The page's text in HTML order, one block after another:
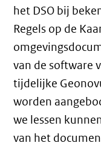
het DSO bij
Regels op de
van de software
tijdelijke
worden
we lessen
van het